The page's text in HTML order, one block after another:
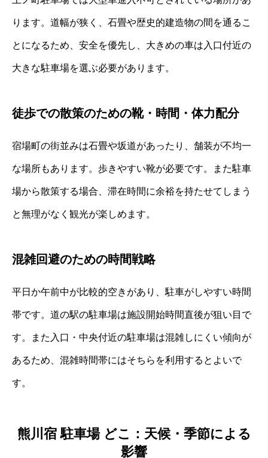
ります。道幅が狭く、石畳や歴史的建造物の間を通るこ
とになるため、安全を優先し、大きめの車は入口付近の
大きな駐車場を選ぶ必要があります。
徒歩での散策のための靴・時間・体力配分
宿場町の街並みは石畳や坂道があったり、舗装が不均一
な場所もあります。歩きやすい靴が必要です。また駐車
場から散策する場合、滞在時間に余裕を持たせてしまう
と無理がなく観光が楽しめます。
混雑回避のための時間戦略
平日か午前中が比較的空きがあり、駐車がしやすい時間
帯です。道の駅の駐車場は施設開始時間直後が狙い目で
す。また入口・中央付近の駐車場は混雑しにくい傾向が
あるため、混雑時間帯にはそちらを利用するとよいで
す。
熊川宿 駐車場 どこ：天候・季節による
影響